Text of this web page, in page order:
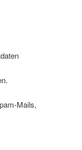
Mails,